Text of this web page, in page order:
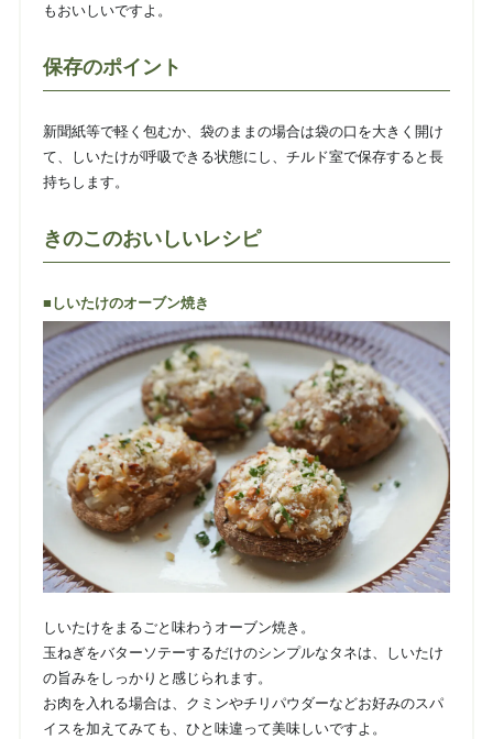
もおいしいですよ。
保存のポイント
新聞紙等で軽く包むか、袋のままの場合は袋の口を大きく開け
て、しいたけが呼吸できる状態にし、チルド室で保存すると長
持ちします。
きのこのおいしいレシピ
■しいたけのオーブン焼き
しいたけをまるごと味わうオーブン焼き。
玉ねぎをバターソテーするだけのシンプルなタネは、しいたけ
の旨みをしっかりと感じられます。
お肉を入れる場合は、クミンやチリパウダーなどお好みのスパ
イスを加えてみても、ひと味違って美味しいですよ。